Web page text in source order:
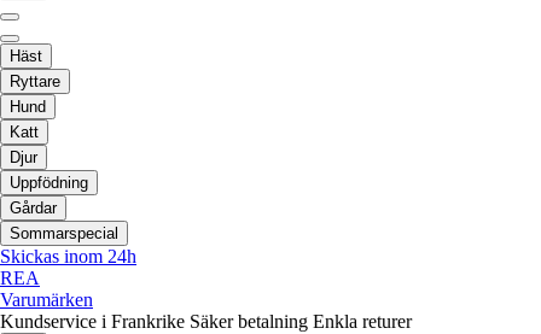
Häst
Ryttare
Hund
Katt
Djur
Uppfödning
Gårdar
Sommarspecial
Skickas inom 24h
REA
Varumärken
Kundservice i Frankrike Säker betalning Enkla returer